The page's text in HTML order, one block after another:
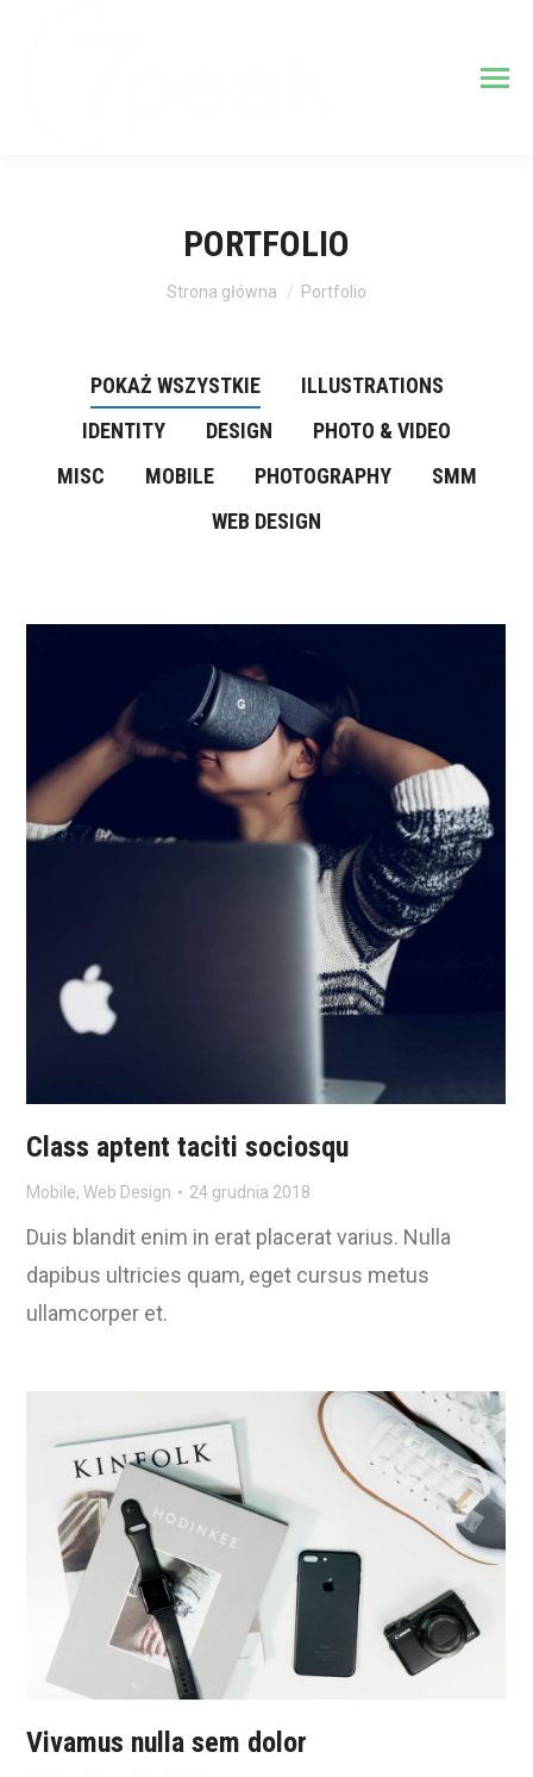
PORTFOLIO
Jesteś tutaj:
Strona główna Portfolio
POKAŻ WSZYSTKIE
ILLUSTRATIONS
IDENTITY
DESIGN
PHOTO & VIDEO
MISC
MOBILE PHOTOGRAPHY
SMM
WEB DESIGN
Class aptent taciti sociosqu
Mobile, Web Design 24 grudnia 2018
Duis blandit enim in erat placerat varius. Nulla
dapibus ultricies quam, eget cursus metus
ullamcorper et.
Vivamus nulla sem dolor